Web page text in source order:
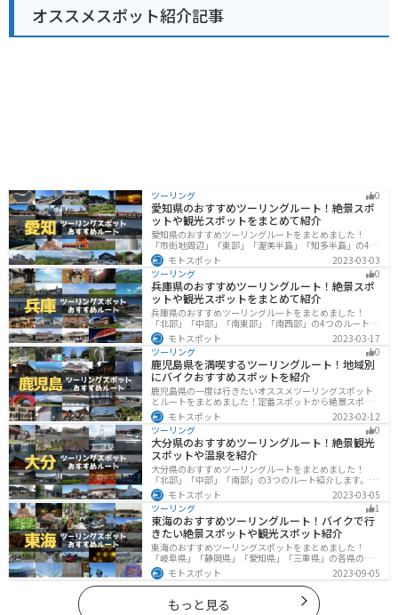
オススメスポット紹介記事
ツーリング 0
愛知県のおすすめツーリングルート！絶景スポ
ットや観光スポットをまとめて紹介
愛知県のおすすめツーリングルートをまとめました！
「市街地周辺」「東部」「渥美半島」「知多半島」の4つ
のルート紹介します。名古屋周辺の栄えたスポットから
山、海、美術館なども多数あり、自然・歴史・文化を満
喫するツーリングができます。バイクで愛知県にツーリ
ングに行く際は参考にしてください。
モトスポット
2023-03-03
ツーリング
0
兵庫県のおすすめツーリングルート！絶景スポ
ットや観光スポットをまとめて紹介
兵庫県のおすすめツーリングルートをまとめました！
「北部」「中部」「南東部」「南西部」の4つのルート紹
介します。自然豊かな山を堪能できる北部と中部、街中
で海辺の南部と違った楽しみ方ができます。バイクで兵
庫県にツーリングに行く際は参考にしてください。
モトスポット
2023-03-17
ツーリング
0
鹿児島県を満喫するツーリングルート！地域別
にバイクおすすめスポットを紹介
鹿児島県の一度は行きたいオススメツーリングスポット
とルートをまとめました！定番スポットから絶景スポッ
ト、温泉、山、海、グルメなど様々なジャンルで楽しめ
ます。バイクで鹿児島ツーリングに行こうと思っている
人は、参考にしてください。
モトスポット
2023-02-12
ツーリング
0
大分県のおすすめツーリングルート！絶景観光
スポットや温泉を紹介
大分県のおすすめツーリングルートをまとめました！
「北部」「中部」「南部」の3つのルート紹介します。阿
蘇の雄大な自然を満喫できるスポットや温泉を満喫する
ツーリングができます。バイクで大分県にツーリングに
行く際は参考にしてください。
モトスポット
2023-03-05
ツーリング
1
東海のおすすめツーリングルート！バイクで行
きたい絶景スポットや観光スポット紹介
東海のおすすめツーリングスポットをまとめました！
「岐阜県」「静岡県」「愛知県」「三重県」の各県の観
光地紹介します。自然豊かな山々や湖、温泉地が点在
し、四季折々の景色を楽しめるスポットが多数ありま
す。バイクで東海にツーリングに行く際は参考にしてく
ださい。
モトスポット 2023-09-05
もっと見る